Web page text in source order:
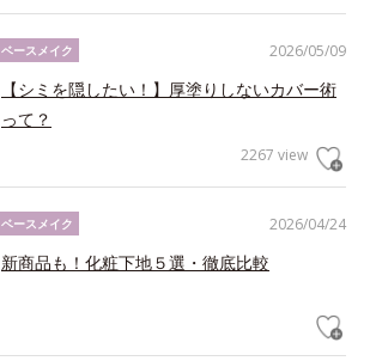
2026/05/09
ベースメイク
【シミを隠したい！】厚塗りしないカバー術
って？
2267 view
2026/04/24
ベースメイク
新商品も！化粧下地５選・徹底比較